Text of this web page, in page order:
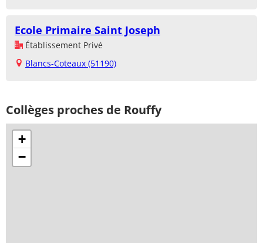
Ecole Primaire Saint Joseph
Établissement Privé
Blancs-Coteaux (51190)
Collèges proches de Rouffy
+
−